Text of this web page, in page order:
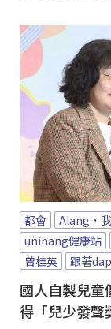
都會 Alang，
uninang健康站
曾桂英
跟著
國人自製兒
得「兒少發聲